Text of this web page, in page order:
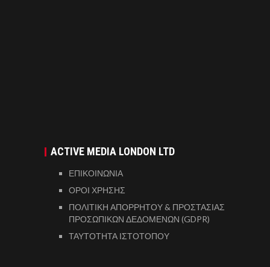
ACTIVE MEDIA LONDON LTD
ΕΠΙΚΟΙΝΩΝΙΑ
ΟΡΟΙ ΧΡΗΣΗΣ
ΠΟΛΙΤΙΚΗ ΑΠΟΡΡΗΤΟΥ & ΠΡΟΣΤΑΣΙΑΣ
ΠΡΟΣΩΠΙΚΩΝ ΔΕΔΟΜΕΝΩΝ (GDPR)
ΤΑΥΤΟΤΗΤΑ ΙΣΤΟΤΟΠΟΥ